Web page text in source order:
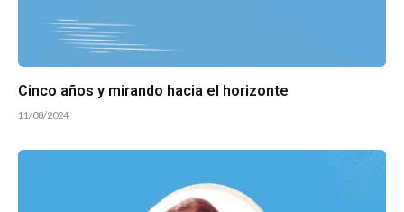
Cinco años y mirando hacia el horizonte
11/08/2024